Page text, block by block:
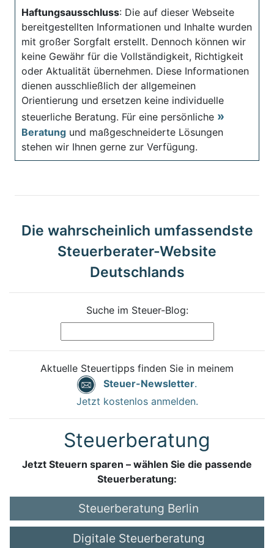
Haftungsausschluss: Die auf dieser Webseite
bereitgestellten Informationen und Inhalte wurden
mit großer Sorgfalt erstellt. Dennoch können wir
keine Gewähr für die Vollständigkeit, Richtigkeit
oder Aktualität übernehmen. Diese Informationen
dienen ausschließlich der allgemeinen
Orientierung und ersetzen keine individuelle
steuerliche Beratung. Für eine persönliche
Beratung und maßgeschneiderte Lösungen
stehen wir Ihnen gerne zur Verfügung.
Die wahrscheinlich umfassendste
Steuerberater-Website
Deutschlands
Suche im Steuer-Blog:
Aktuelle Steuertipps finden Sie in meinem
Steuer-Newsletter.
Jetzt kostenlos anmelden.
Steuerberatung
Jetzt Steuern sparen – wählen Sie die passende
Steuerberatung:
Steuerberatung Berlin
Digitale Steuerberatung